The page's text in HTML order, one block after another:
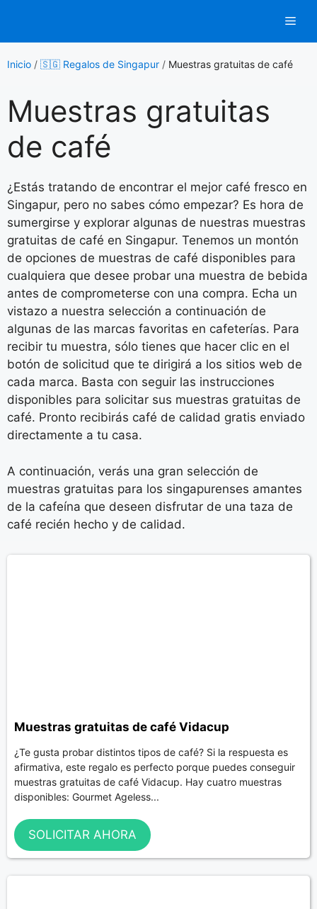
contenido
Inicio / 🇸🇬 Regalos de Singapur / Muestras gratuitas de café
Muestras gratuitas
de café
¿Estás tratando de encontrar el mejor café fresco en
Singapur, pero no sabes cómo empezar? Es hora de
sumergirse y explorar algunas de nuestras muestras
gratuitas de café en Singapur. Tenemos un montón
de opciones de muestras de café disponibles para
cualquiera que desee probar una muestra de bebida
antes de comprometerse con una compra. Echa un
vistazo a nuestra selección a continuación de
algunas de las marcas favoritas en cafeterías. Para
recibir tu muestra, sólo tienes que hacer clic en el
botón de solicitud que te dirigirá a los sitios web de
cada marca. Basta con seguir las instrucciones
disponibles para solicitar sus muestras gratuitas de
café. Pronto recibirás café de calidad gratis enviado
directamente a tu casa.
A continuación, verás una gran selección de
muestras gratuitas para los singapurenses amantes
de la cafeína que deseen disfrutar de una taza de
café recién hecho y de calidad.
Muestras gratuitas de café Vidacup
¿Te gusta probar distintos tipos de café? Si la respuesta es
afirmativa, este regalo es perfecto porque puedes conseguir
muestras gratuitas de café Vidacup. Hay cuatro muestras
disponibles: Gourmet Ageless...
SOLICITAR AHORA